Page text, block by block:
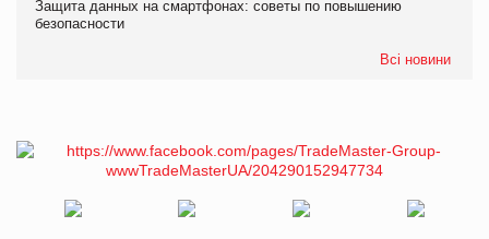
Защита данных на смартфонах: советы по повышению
безопасности
Всі новини